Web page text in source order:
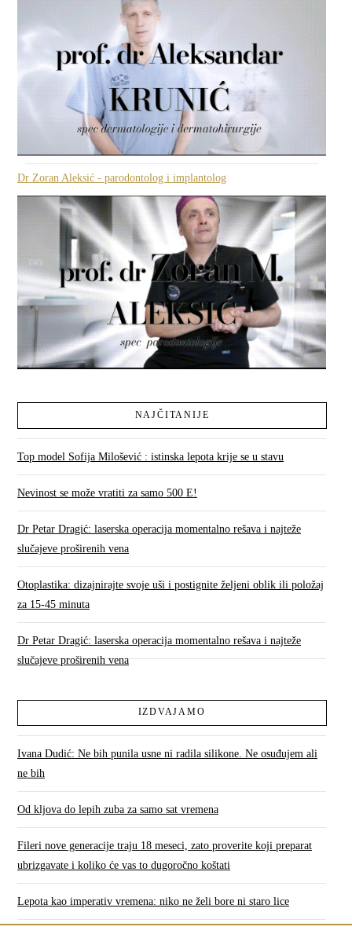
Dr Zoran Aleksić - parodontolog i implantolog
NAJČITANIJE
Top model Sofija Milošević : istinska lepota krije se u stavu
Nevinost se može vratiti za samo 500 E!
Dr Petar Dragić: laserska operacija momentalno rešava i najteže
slučajeve proširenih vena
Otoplastika: dizajnirajte svoje uši i postignite željeni oblik ili položaj
za 15-45 minuta
Dr Petar Dragić: laserska operacija momentalno rešava i najteže
slučajeve proširenih vena
IZDVAJAMO
Ivana Dudić: Ne bih punila usne ni radila silikone. Ne osuđujem ali
ne bih
Od kljova do lepih zuba za samo sat vremena
Fileri nove generacije traju 18 meseci, zato proverite koji preparat
ubrizgavate i koliko će vas to dugoročno koštati
Lepota kao imperativ vremena: niko ne želi bore ni staro lice